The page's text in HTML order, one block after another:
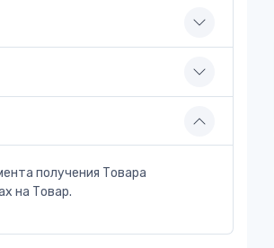
получения Товара
на Товар.